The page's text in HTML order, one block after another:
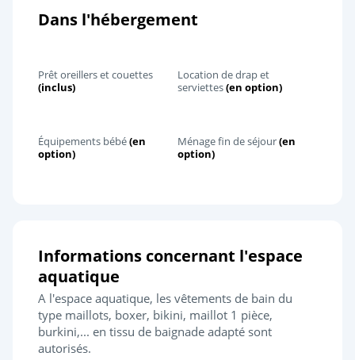
Dans l'hébergement
Prêt oreillers et couettes
(inclus)
Location de drap et
serviettes(en option)
Équipements bébé(en
option)
Ménage fin de séjour(en
option)
Informations concernant l'espace
aquatique
A l'espace aquatique, les vêtements de bain du
type maillots, boxer, bikini, maillot 1 pièce,
burkini,... en tissu de baignade adapté sont
autorisés.